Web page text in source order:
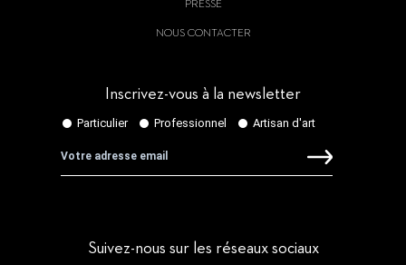
PRESSE
NOUS CONTACTER
Inscrivez-vous à la newsletter
Suivez-nous sur les réseaux sociaux